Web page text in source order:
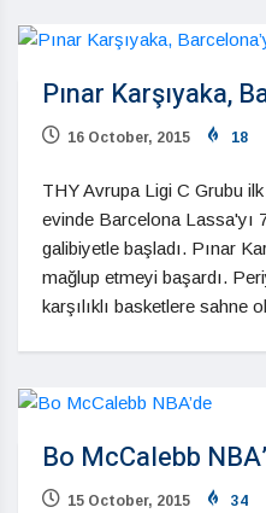
Pınar Karşıyaka,
16 October, 2015 18
THY Avrupa Ligi C Grubu
evinde Barcelona Lassa'yı
galibiyetle başladı. Pınar
mağlup etmeyi başardı.
karşılıklı basketlere sahne
Bo McCalebb
15 October, 2015 34